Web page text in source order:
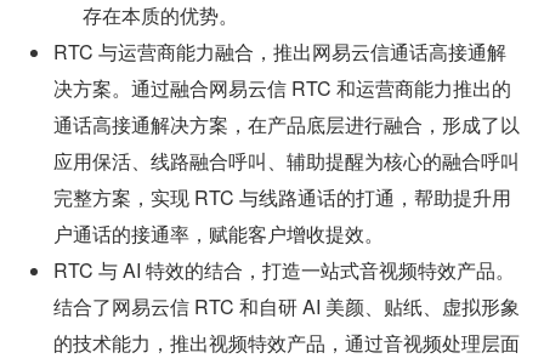
存在本质的优势。
RTC 与运营商能力融合，推出网易云信通话高接通解
决方案。通过融合网易云信 RTC 和运营商能力推出的
通话高接通解决方案，在产品底层进行融合，形成了以
应用保活、线路融合呼叫、辅助提醒为核心的融合呼叫
完整方案，实现 RTC 与线路通话的打通，帮助提升用
户通话的接通率，赋能客户增收提效。
RTC 与 AI 特效的结合，打造一站式音视频特效产品。
结合了网易云信 RTC 和自研 AI 美颜、贴纸、虚拟形象
的技术能力，推出视频特效产品，通过音视频处理层面